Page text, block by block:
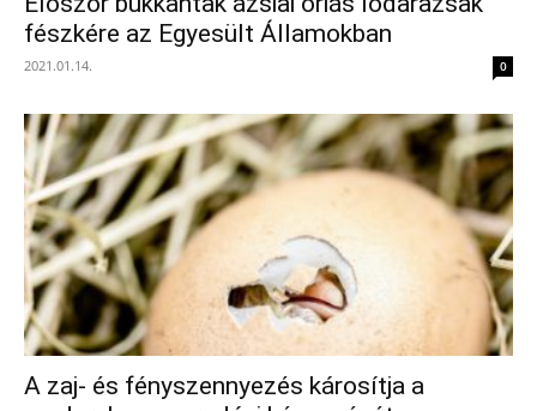
fészkére az Egyesült Államokban
2021.01.14. 0
A zaj- és fényszennyezés károsítja a